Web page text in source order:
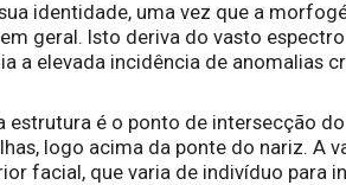
identidade, uma vez que a
geral. Isto deriva do vasto
a elevada incidência de anomalias
estrutura é o ponto de intersecção
logo acima da ponte do nariz. A
facial, que varia de indivíduo para